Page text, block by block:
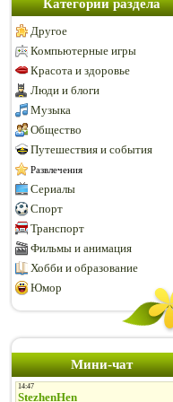
Категории раздела
Другое
Компьютерные игры
Красота и здоровье
Люди и блоги
Музыка
Общество
Путешествия и события
Развлечения
Сериалы
Спорт
Транспорт
Фильмы и анимация
Хобби и образование
Юмор
Мини-чат